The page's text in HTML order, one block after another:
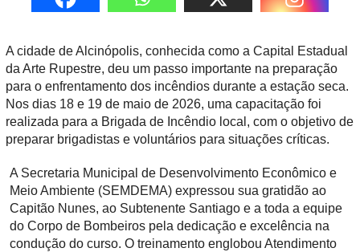
A cidade de Alcinópolis, conhecida como a Capital Estadual
da Arte Rupestre, deu um passo importante na preparação
para o enfrentamento dos incêndios durante a estação seca.
Nos dias 18 e 19 de maio de 2026, uma capacitação foi
realizada para a Brigada de Incêndio local, com o objetivo de
preparar brigadistas e voluntários para situações críticas.
A Secretaria Municipal de Desenvolvimento Econômico e
Meio Ambiente (SEMDEMA) expressou sua gratidão ao
Capitão Nunes, ao Subtenente Santiago e a toda a equipe
do Corpo de Bombeiros pela dedicação e excelência na
condução do curso. O treinamento englobou Atendimento